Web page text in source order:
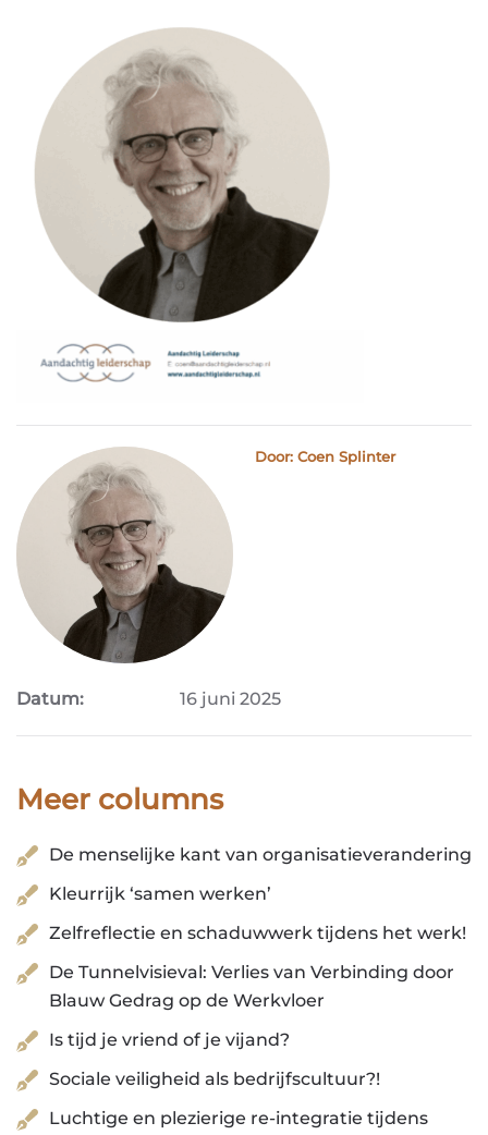
Door: Coen Splinter
Datum: 16 juni 2025
Meer columns
De menselijke kant van organisatieverandering
Kleurrijk ‘samen werken’
Zelfreflectie en schaduwwerk tijdens het werk!
De Tunnelvisieval: Verlies van Verbinding door
Blauw Gedrag op de Werkvloer
Is tijd je vriend of je vijand?
Sociale veiligheid als bedrijfscultuur?!
Luchtige en plezierige re-integratie tijdens